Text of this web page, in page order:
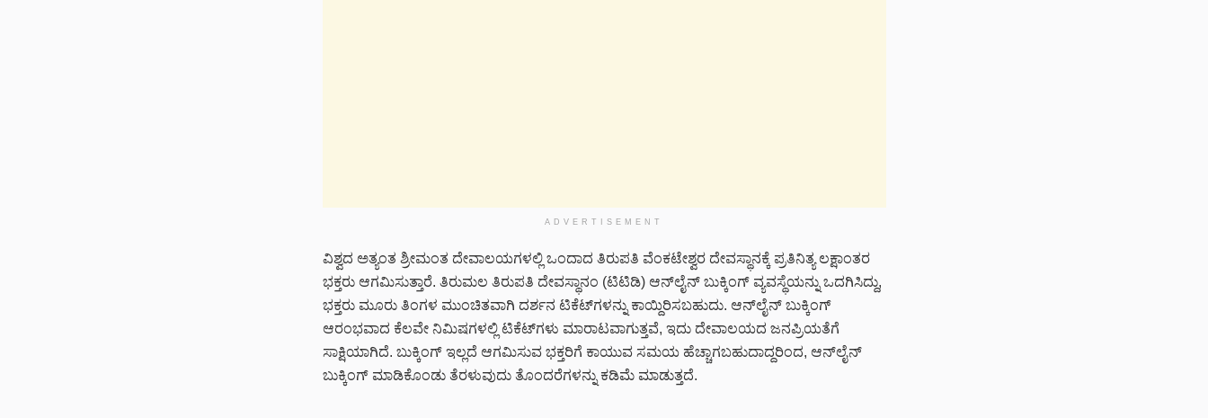
ADVERTISEMENT
ವಿಶ್ವದ ಅತ್ಯಂತ ಶ್ರೀಮಂತ ದೇವಾಲಯಗಳಲ್ಲಿ ಒಂದಾದ ತಿರುಪತಿ ವೆಂಕಟೇಶ್ವರ ದೇವಸ್ಥಾನಕ್ಕೆ ಪ್ರತಿನಿತ್ಯ ಲಕ್ಷಾಂತರ
ಭಕ್ತರು ಆಗಮಿಸುತ್ತಾರೆ. ತಿರುಮಲ ತಿರುಪತಿ ದೇವಸ್ಥಾನಂ (ಟಿಟಿಡಿ) ಆನ್‌ಲೈನ್ ಬುಕ್ಕಿಂಗ್ ವ್ಯವಸ್ಥೆಯನ್ನು ಒದಗಿಸಿದ್ದು,
ಭಕ್ತರು ಮೂರು ತಿಂಗಳ ಮುಂಚಿತವಾಗಿ ದರ್ಶನ ಟಿಕೆಟ್‌ಗಳನ್ನು ಕಾಯ್ದಿರಿಸಬಹುದು. ಆನ್‌ಲೈನ್ ಬುಕ್ಕಿಂಗ್
ಆರಂಭವಾದ ಕೆಲವೇ ನಿಮಿಷಗಳಲ್ಲಿ ಟಿಕೆಟ್‌ಗಳು ಮಾರಾಟವಾಗುತ್ತವೆ, ಇದು ದೇವಾಲಯದ ಜನಪ್ರಿಯತೆಗೆ
ಸಾಕ್ಷಿಯಾಗಿದೆ. ಬುಕ್ಕಿಂಗ್ ಇಲ್ಲದೆ ಆಗಮಿಸುವ ಭಕ್ತರಿಗೆ ಕಾಯುವ ಸಮಯ ಹೆಚ್ಚಾಗಬಹುದಾದ್ದರಿಂದ, ಆನ್‌ಲೈನ್
ಬುಕ್ಕಿಂಗ್ ಮಾಡಿಕೊಂಡು ತೆರಳುವುದು ತೊಂದರೆಗಳನ್ನು ಕಡಿಮೆ ಮಾಡುತ್ತದೆ.